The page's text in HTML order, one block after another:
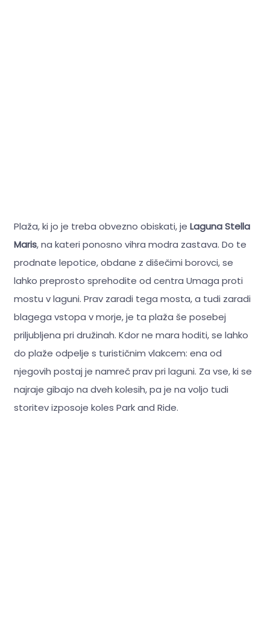
Plaža, ki jo je treba obvezno obiskati, je Laguna Stella
Maris, na kateri ponosno vihra modra zastava. Do te
prodnate lepotice, obdane z dišečimi borovci, se
lahko preprosto sprehodite od centra Umaga proti
mostu v laguni. Prav zaradi tega mosta, a tudi zaradi
blagega vstopa v morje, je ta plaža še posebej
priljubljena pri družinah. Kdor ne mara hoditi, se lahko
do plaže odpelje s turističnim vlakcem: ena od
njegovih postaj je namreč prav pri laguni. Za vse, ki se
najraje gibajo na dveh kolesih, pa je na voljo tudi
storitev izposoje koles Park and Ride.